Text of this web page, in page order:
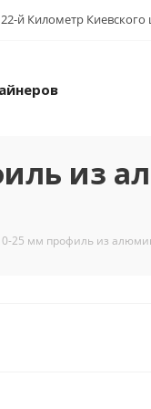
й Километр Киевского
из
25 мм профиль из